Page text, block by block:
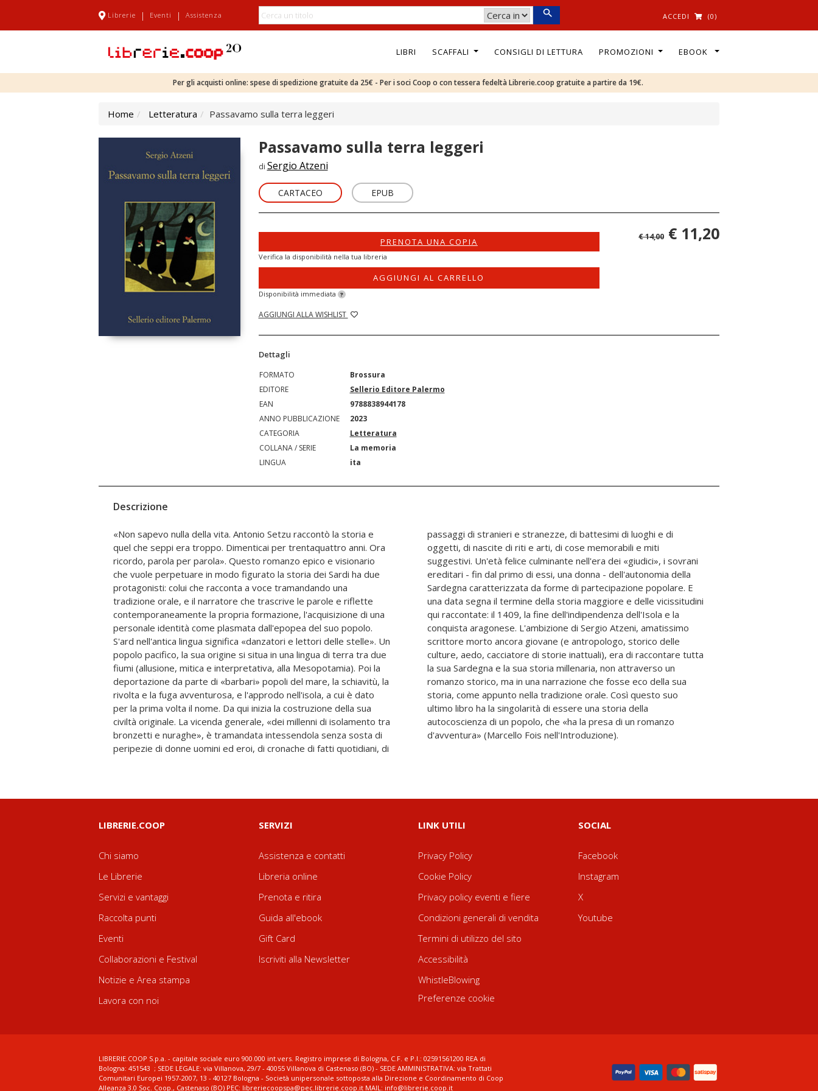
Librerie | Eventi | Assistenza ACCEDI (0)
LIBRI SCAFFALI CONSIGLI DI LETTURA PROMOZIONI EBOOK
Per gli acquisti online: spese di spedizione gratuite da 25€ - Per i soci Coop o con tessera fedeltà Librerie.coop gratuite a partire da 19€.
Home Letteratura Passavamo sulla terra leggeri
Passavamo sulla terra leggeri
di Sergio Atzeni
CARTACEO EPUB
PRENOTA UNA COPIA
Verifica la disponibilità nella tua libreria
AGGIUNGI AL CARRELLO
Disponibilità immediata ?
AGGIUNGI ALLA WISHLIST
€ 14,00 € 11,20
Dettagli
FORMATO
Brossura
EDITORE
Sellerio Editore Palermo
EAN
9788838944178
ANNO PUBBLICAZIONE
2023
CATEGORIA
Letteratura
COLLANA / SERIE
La memoria
LINGUA
ita
Descrizione
«Non sapevo nulla della vita. Antonio Setzu raccontò la storia e
quel che seppi era troppo. Dimenticai per trentaquattro anni. Ora
ricordo, parola per parola». Questo romanzo epico e visionario
che vuole perpetuare in modo figurato la storia dei Sardi ha due
protagonisti: colui che racconta a voce tramandando una
tradizione orale, e il narratore che trascrive le parole e riflette
contemporaneamente la propria formazione, l'acquisizione di una
personale identità come plasmata dall'epopea del suo popolo.
S'ard nell'antica lingua significa «danzatori e lettori delle stelle». Un
popolo pacifico, la sua origine si situa in una lingua di terra tra due
fiumi (allusione, mitica e interpretativa, alla Mesopotamia). Poi la
deportazione da parte di «barbari» popoli del mare, la schiavitù, la
rivolta e la fuga avventurosa, e l'approdo nell'isola, a cui è dato
per la prima volta il nome. Da qui inizia la costruzione della sua
civiltà originale. La vicenda generale, «dei millenni di isolamento tra
bronzetti e nuraghe», è tramandata intessendola senza sosta di
peripezie di donne uomini ed eroi, di cronache di fatti quotidiani, di
passaggi di stranieri e stranezze, di battesimi di luoghi e di
oggetti, di nascite di riti e arti, di cose memorabili e miti
suggestivi. Un'età felice culminante nell'era dei «giudici», i sovrani
ereditari - fin dal primo di essi, una donna - dell'autonomia della
Sardegna caratterizzata da forme di partecipazione popolare. E
una data segna il termine della storia maggiore e delle vicissitudini
qui raccontate: il 1409, la fine dell'indipendenza dell'Isola e la
conquista aragonese. L'ambizione di Sergio Atzeni, amatissimo
scrittore morto ancora giovane (e antropologo, storico delle
culture, aedo, cacciatore di storie inattuali), era di raccontare tutta
la sua Sardegna e la sua storia millenaria, non attraverso un
romanzo storico, ma in una narrazione che fosse eco della sua
storia, come appunto nella tradizione orale. Così questo suo
ultimo libro ha la singolarità di essere una storia della
autocoscienza di un popolo, che «ha la presa di un romanzo
d'avventura» (Marcello Fois nell'Introduzione).
LIBRERIE.COOP
Chi siamo
Le Librerie
Servizi e vantaggi
Raccolta punti
Eventi
Collaborazioni e Festival
Notizie e Area stampa
Lavora con noi
SERVIZI
Assistenza e contatti
Libreria online
Prenota e ritira
Guida all'ebook
Gift Card
Iscriviti alla Newsletter
LINK UTILI
Privacy Policy
Cookie Policy
Privacy policy eventi e fiere
Condizioni generali di vendita
Termini di utilizzo del sito
Accessibilità
WhistleBlowing
Preferenze cookie
SOCIAL
Facebook
Instagram
X
Youtube
LIBRERIE.COOP S.p.a. - capitale sociale euro 900.000 int.vers. Registro imprese di Bologna, C.F. e P.I.: 02591561200 REA di
Bologna: 451543 ; SEDE LEGALE: via Villanova, 29/7 - 40055 Villanova di Castenaso (BO) - SEDE AMMINISTRATIVA: via Trattati
Comunitari Europei 1957-2007, 13 - 40127 Bologna - Società unipersonale sottoposta alla Direzione e Coordinamento di Coop
Alleanza 3.0 Soc. Coop., Castenaso (BO) PEC: libreriecoopspa@pec.librerie.coop.it MAIL: info@librerie.coop.it